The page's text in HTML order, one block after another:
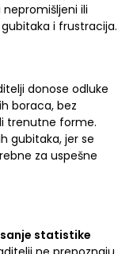
ili
i frustracija.
donose odluke
boraca, bez
trenutne forme.
gubitaka, jer se
za uspešne
statistike